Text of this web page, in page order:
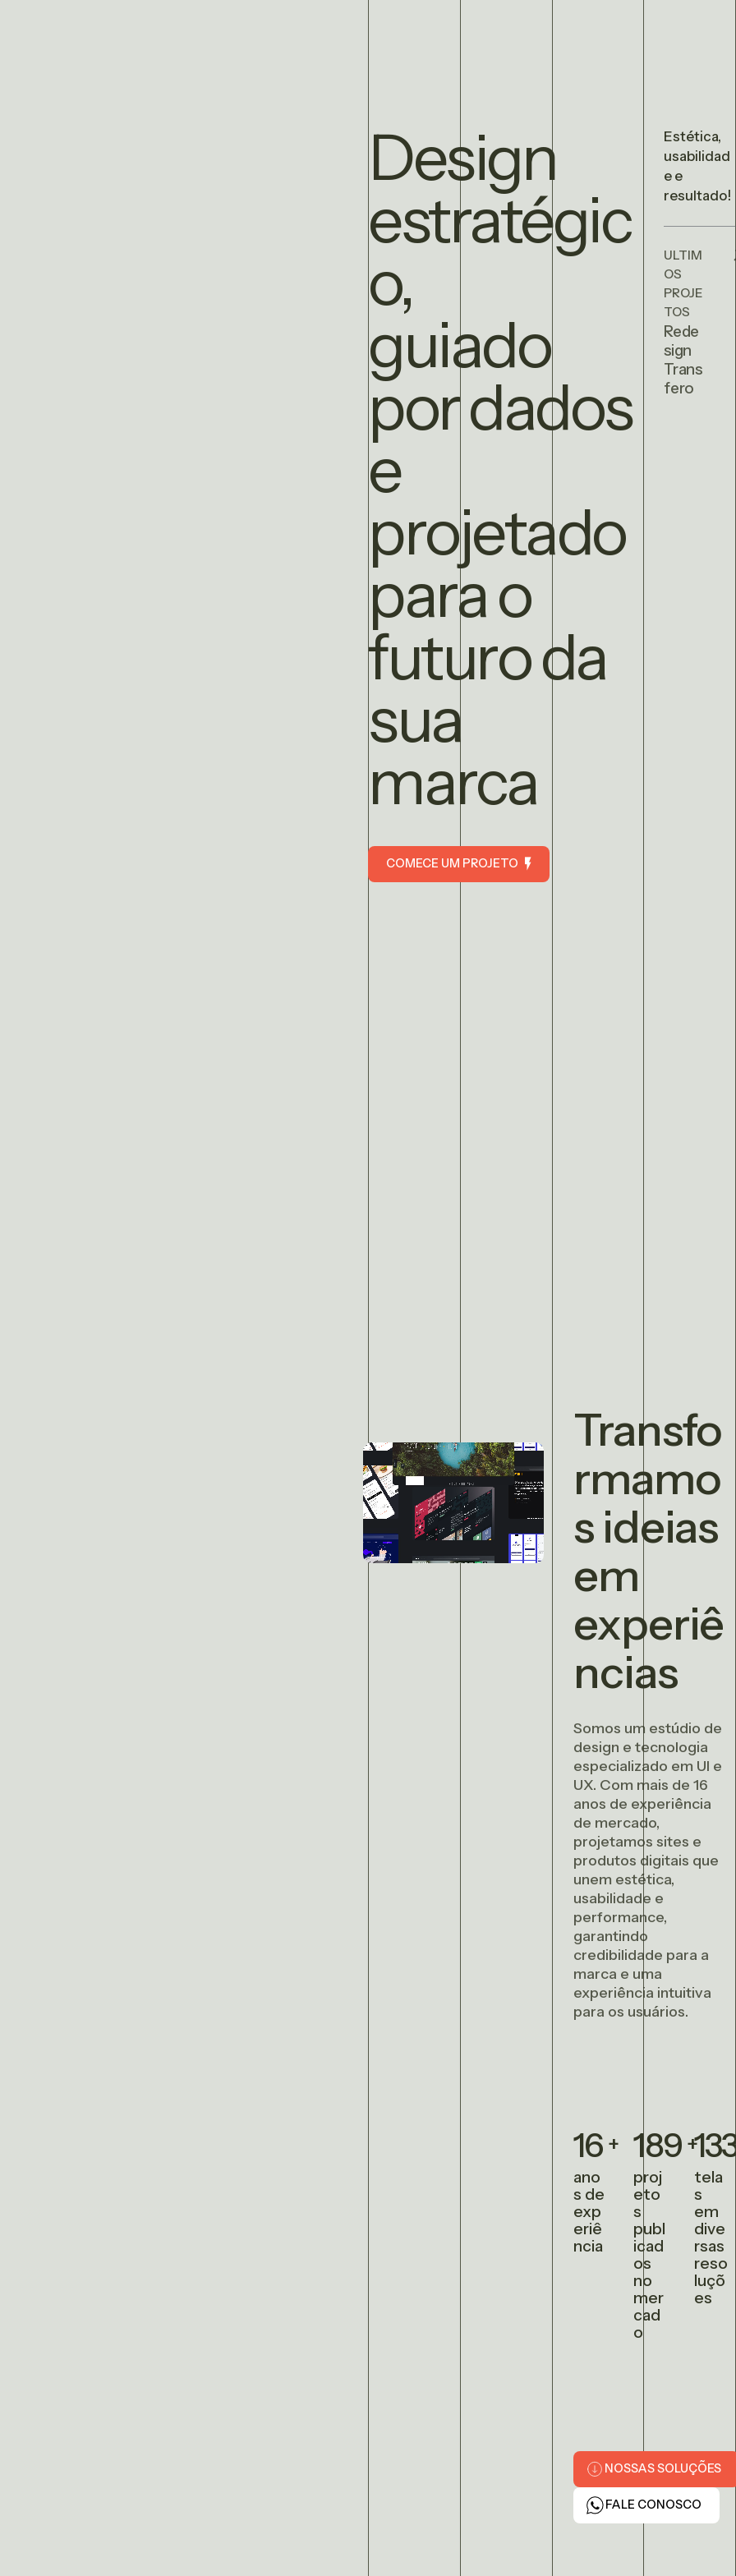
Design
estratégic
o,
guiado
por dados
e
projetado
para o
futuro da
sua
marca
COMECE UM PROJETO
Estética,
usabilidad
e e
resultado!
ULTIM
OS
PROJE
TOS
Rede
sign
Trans
fero
Transfo
rmamo
s ideias
em
experiê
ncias
Somos um estúdio de
design e tecnologia
especializado em UI e
UX. Com mais de 16
anos de experiência
de mercado,
projetamos sites e
produtos digitais que
unem estética,
usabilidade e
performance,
garantindo
credibilidade para a
marca e uma
experiência intuitiva
para os usuários.
16
ano
s de
exp
eriê
ncia
189
proj
eto
s
publ
icad
os
no
mer
cad
o
tela
s
em
dive
rsas
reso
luçõ
es
NOSSAS SOLUÇÕES
FALE CONOSCO